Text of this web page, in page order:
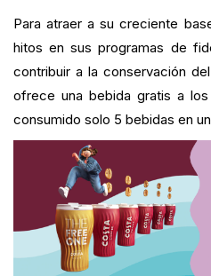
Para atraer a su creciente
hitos en sus programas de
contribuir a la conservación
ofrece una bebida gratis a
consumido solo 5 bebidas en